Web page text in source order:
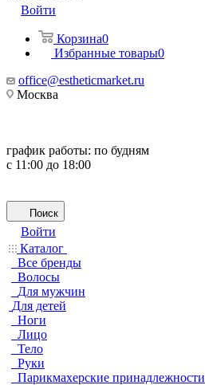
Войти
Корзина0
Избранные товары0
office@estheticmarket.ru
Москва
график работы: по будням
с 11:00 до 18:00
Поиск
Войти
Каталог
Все бренды
Волосы
Для мужчин
Для детей
Ноги
Лицо
Тело
Руки
Парикмахерские принадлежности